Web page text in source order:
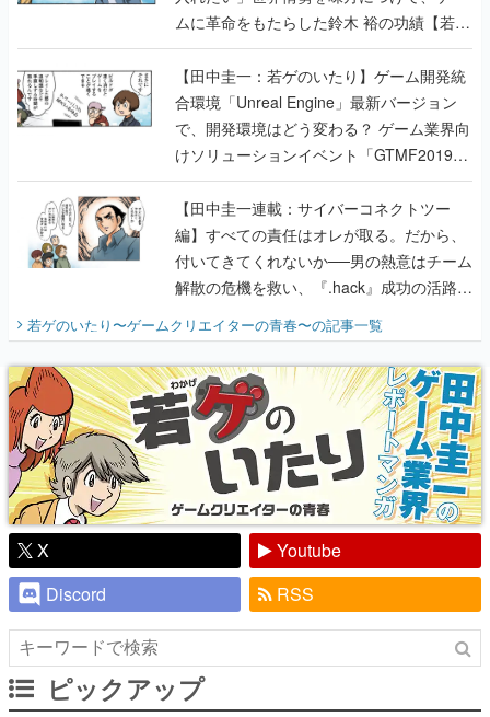
合環境「Unreal Engine」最新バージョン
で、開発環境はどう変わる？ ゲーム業界向
けソリューションイベント「GTMF2019」
に行って、より理解を深めよう【PR】
【田中圭一連載：サイバーコネクトツー
編】すべての責任はオレが取る。だから、
付いてきてくれないか──男の熱意はチーム
解散の危機を救い、『.hack』成功の活路を
開く。業界の快男児・松山 洋に流れる血は
『少年ジャンプ』色だった【若ゲのいた
り】
若ゲのいたり〜ゲームクリエイターの青春〜の記事一覧
X
Youtube
Discord
RSS
ピックアップ
電ファミのいま読まれている記事ランキング
アプリセール情報